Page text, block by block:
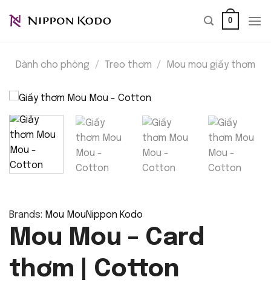
qua
0
Dành cho phòng / Treo thơm / Mou mou giấy thơm
Brands: Mou MouNippon Kodo
Mou Mou – Card
thơm | Cotton